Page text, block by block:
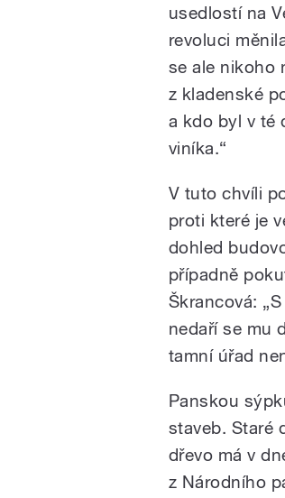
usedlostí na
revoluci
se ale nikoho
z kladenské
a kdo byl v té
viníka.“
V tuto chvíli
proti které je
dohled
případně
Škrancová:
nedaří se mu
tamní úřad
Panskou
staveb. Staré
dřevo má v
z Národního